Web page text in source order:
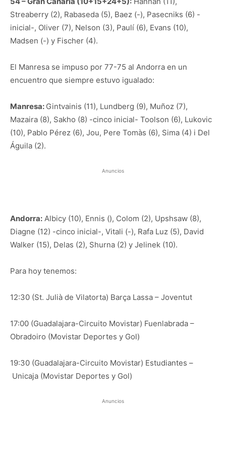
Streaberry (2), Rabaseda (5), Baez (-), Pasecniks (6) -
inicial-, Oliver (7), Nelson (3), Paulí (6), Evans (10),
Madsen (-) y Fischer (4).
El Manresa se impuso por 77-75 al Andorra en un
encuentro que siempre estuvo igualado:
Manresa: Gintvainis (11), Lundberg (9), Muñoz (7),
Mazaira (8), Sakho (8) -cinco inicial- Toolson (6), Lukovic
(10), Pablo Pérez (6), Jou, Pere Tomàs (6), Sima (4) i Del
Águila (2).
Anuncios
Andorra: Albicy (10), Ennis (), Colom (2), Upshsaw (8),
Diagne (12) -cinco inicial-, Vitali (-), Rafa Luz (5), David
Walker (15), Delas (2), Shurna (2) y Jelinek (10).
Para hoy tenemos:
12:30 (St. Julià de Vilatorta) Barça Lassa – Joventut
17:00 (Guadalajara-Circuito Movistar) Fuenlabrada –
Obradoiro (Movistar Deportes y Gol)
19:30 (Guadalajara-Circuito Movistar) Estudiantes –
Unicaja (Movistar Deportes y Gol)
Anuncios